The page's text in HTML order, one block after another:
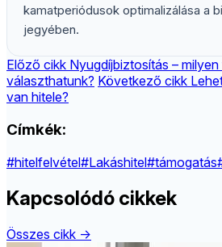
kamatperiódusok optimalizálása a
jegyében.
Előző cikk Nyugdíjbiztosítás –
választhatunk? Következő cikk
van hitele?
Címkék:
#hitelfelvétel#Lakáshitel#támogatás
Kapcsolódó cikkek
Összes cikk →